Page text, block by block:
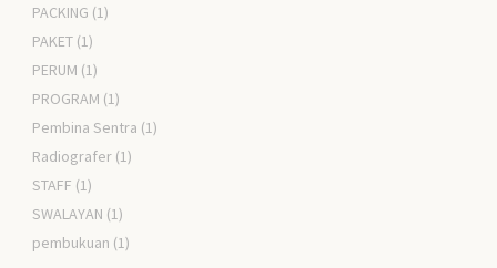
PACKING (1)
PAKET (1)
PERUM (1)
PROGRAM (1)
Pembina Sentra (1)
Radiografer (1)
STAFF (1)
SWALAYAN (1)
pembukuan (1)